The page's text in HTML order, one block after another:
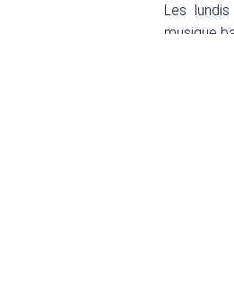
Les
musique